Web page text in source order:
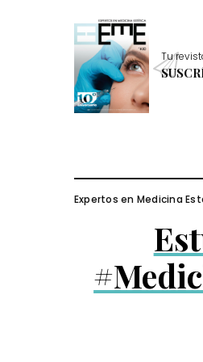
Tu
Expertos en Medicina